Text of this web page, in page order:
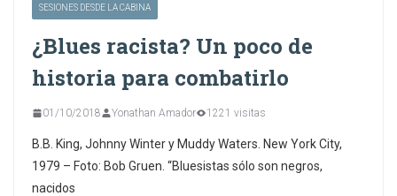
SESIONES DESDE LA CABINA
¿Blues racista? Un poco de
historia para combatirlo
01/10/2018 Yonathan Amador 1221 visitas
B.B. King, Johnny Winter y Muddy Waters. New York City,
1979 – Foto: Bob Gruen. “Bluesistas sólo son negros,
nacidos